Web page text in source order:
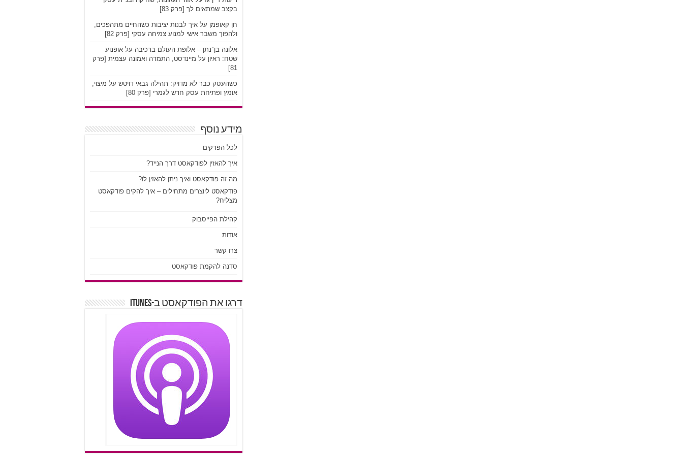
בקצב שמתאים לך [פרק 83]
חן קאופמן על איך לבנות יציבות כשהחיים מתהפכים,
ולהפוך משבר אישי למנוע צמיחה עסקי [פרק 82]
אלונה בן־נתן – אלופת העולם ברכיבה על אופנוע
שטח: ראיון על מיינדסט, התמדה ואמונה עצמית [פרק
81]
כשהעסק כבר לא מדויק: תהילה גבאי דויטש על מיצוי,
אומץ ופתיחת עסק חדש לגמרי [פרק 80]
מידע נוסף
לכל הפרקים
איך להאזין לפודקאסט דרך הנייד?
מה זה פודקאסט ואיך ניתן להאזין לו?
פודקאסט ליוצרים מתחילים – איך להקים פודקאסט
מצליח?
קהילת הפייסבוק
אודות
צרו קשר
סדנה להקמת פודקאסט
דרגו את הפודקאסט ב-iTunes